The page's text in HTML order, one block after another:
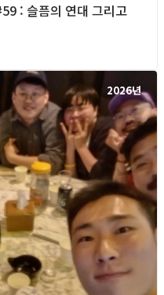
: 슬픔의 연대 그리고
2026년